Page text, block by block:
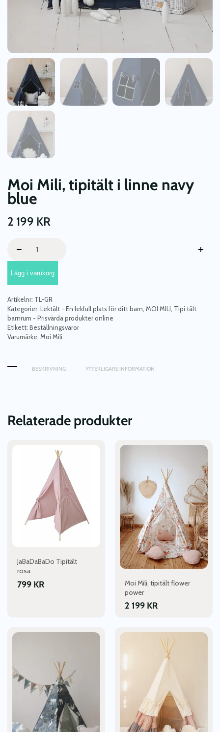
Moi Mili, tipitält i linne navy
blue
2 199 KR
Mili,
tipitält
linne
navy
blue
mängd
− +
Lägg i varukorg
Artikelnr: TL-GR
Kategorier: Lektält - En lekfull plats för ditt barn MOI MILI Tipi tält
barnrum - Prisvärda produkter online
Etikett: Beställningsvaror
Varumärke: Moi Mili
BESKRIVNING YTTERLIGARE INFORMATION
Relaterade produkter
JaBaDaBaDo Tipitält
rosa
799 KR
Moi Mili, tipitält flower
power
2 199 KR